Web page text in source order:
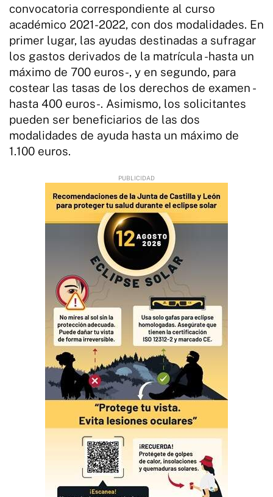
convocatoria correspondiente al curso
académico 2021-2022, con dos modalidades. En
primer lugar, las ayudas destinadas a sufragar
los gastos derivados de la matrícula -hasta un
máximo de 700 euros-, y en segundo, para
costear las tasas de los derechos de examen -
hasta 400 euros-. Asimismo, los solicitantes
pueden ser beneficiarios de las dos
modalidades de ayuda hasta un máximo de
1.100 euros.